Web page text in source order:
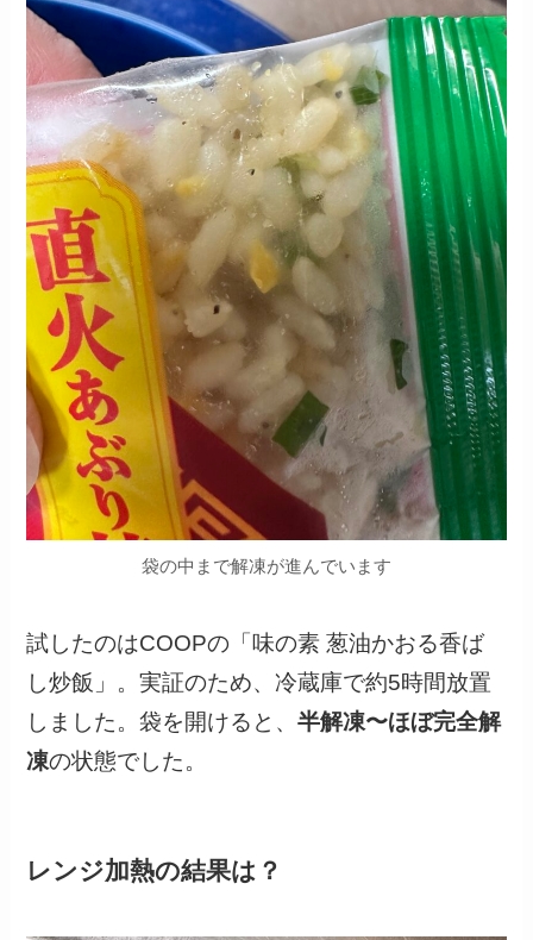
袋の中まで解凍が進んでいます
試したのはCOOPの「味の素 葱油かおる香ば
し炒飯」。実証のため、冷蔵庫で約5時間放置
しました。袋を開けると、半解凍〜ほぼ完全解
凍の状態でした。
レンジ加熱の結果は？